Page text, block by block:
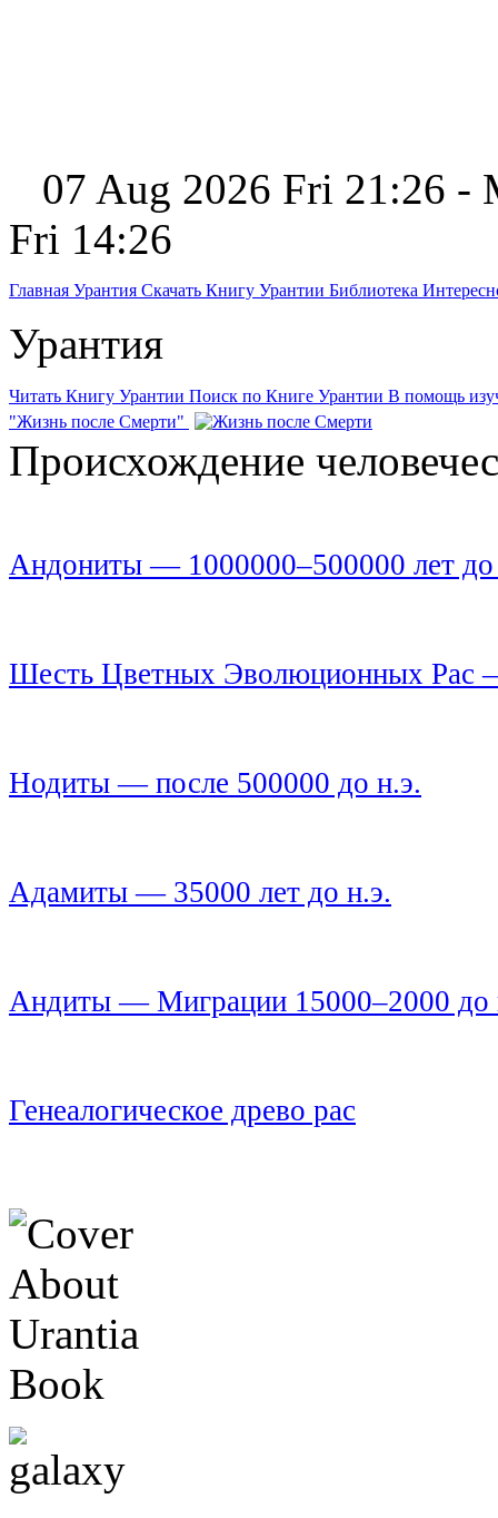
07 Aug 2026 Fri 21:26 -
Fri 14:26
Главная Урантия Скачать Книгу Урантии Библиотека
Урантия
Читать Книгу Урантии Поиск по Книге Урантии В помощь
"Жизнь после Смерти"
Происхождение
Андониты — 1000000–500000 лет до
Шесть Цветных Эволюционных Рас
Нодиты — после 500000 до н.э.
Адамиты — 35000 лет до н.э.
Андиты — Миграции 15000–2000 до
Генеалогическое древо рас